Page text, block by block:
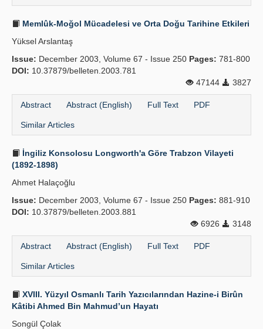
Memlûk-Moğol Mücadelesi ve Orta Doğu Tarihine Etkileri
Yüksel Arslantaş
Issue: December 2003, Volume 67 - Issue 250 Pages: 781-800
DOI: 10.37879/belleten.2003.781
47144
3827
Abstract Abstract (English) Full Text PDF
Similar Articles
İngiliz Konsolosu Longworth'a Göre Trabzon Vilayeti
(1892-1898)
Ahmet Halaçoğlu
Issue: December 2003, Volume 67 - Issue 250 Pages: 881-910
DOI: 10.37879/belleten.2003.881
6926
3148
Abstract Abstract (English) Full Text PDF
Similar Articles
XVIII. Yüzyıl Osmanlı Tarih Yazıcılarından Hazine-i Birûn
Kâtibi Ahmed Bin Mahmud’un Hayatı
Songül Çolak